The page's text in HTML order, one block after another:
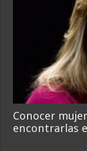
Conocer
encontrarlas